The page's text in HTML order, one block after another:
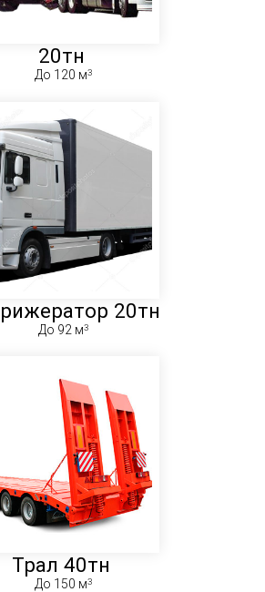
20тн
До 120 м
20тн
До 92 м
Трал 40тн
До 150 м